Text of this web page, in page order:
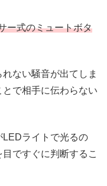
ー式のミュートボタ
ない騒音が出てしま
で相手に伝わらない
LEDライトで光るの
ですぐに判断するこ